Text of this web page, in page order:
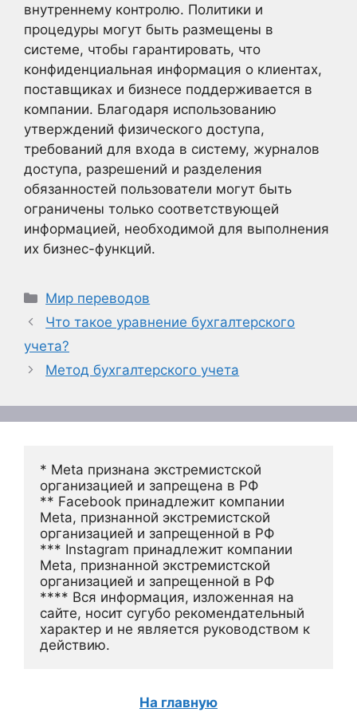
внутреннему контролю. Политики и
процедуры могут быть размещены в
системе, чтобы гарантировать, что
конфиденциальная информация о клиентах,
поставщиках и бизнесе поддерживается в
компании. Благодаря использованию
утверждений физического доступа,
требований для входа в систему, журналов
доступа, разрешений и разделения
обязанностей пользователи могут быть
ограничены только соответствующей
информацией, необходимой для выполнения
их бизнес-функций.
Рубрики
Мир переводов
Что такое уравнение бухгалтерского
учета?
Метод бухгалтерского учета
* Meta признана экстремистской
организацией и запрещена в РФ
** Facebook принадлежит компании
Meta, признанной экстремистской
организацией и запрещенной в РФ
*** Instagram принадлежит компании
Meta, признанной экстремистской
организацией и запрещенной в РФ
**** Вся информация, изложенная на
сайте, носит сугубо рекомендательный
характер и не является руководством к
действию.
На главную